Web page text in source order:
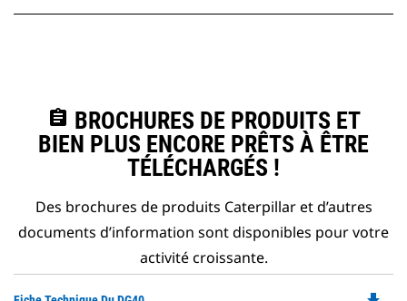
assignment BROCHURES DE PRODUITS ET
BIEN PLUS ENCORE PRÊTS À ÊTRE
TÉLÉCHARGÉS !
Des brochures de produits Caterpillar et d’autres
documents d’information sont disponibles pour votre
activité croissante.